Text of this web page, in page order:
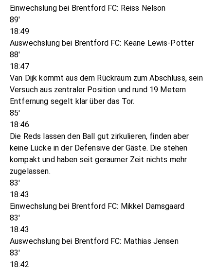
Einwechslung bei Brentford FC: Reiss Nelson
89'
18:49
Auswechslung bei Brentford FC: Keane Lewis-Potter
88'
18:47
Van Dijk kommt aus dem Rückraum zum Abschluss, sein
Versuch aus zentraler Position und rund 19 Metern
Entfernung segelt klar über das Tor.
85'
18:46
Die Reds lassen den Ball gut zirkulieren, finden aber
keine Lücke in der Defensive der Gäste. Die stehen
kompakt und haben seit geraumer Zeit nichts mehr
zugelassen.
83'
18:43
Einwechslung bei Brentford FC: Mikkel Damsgaard
83'
18:43
Auswechslung bei Brentford FC: Mathias Jensen
83'
18:42